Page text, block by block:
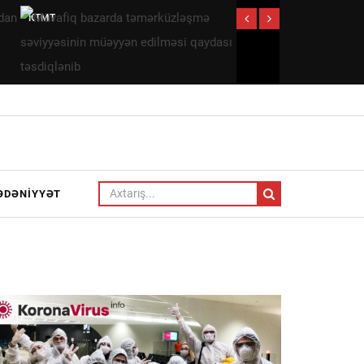
Müvafiq
bazarda
təmərküzləşmə
müəyyən
təsdiqlənib
təzminat